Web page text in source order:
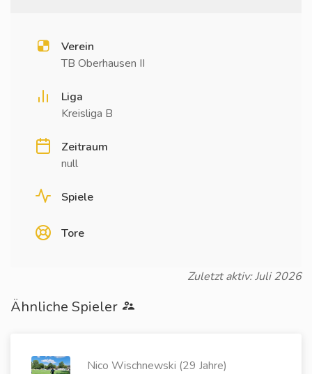
Verein
TB Oberhausen II
Liga
Kreisliga B
Zeitraum
null
Spiele
Tore
Zuletzt aktiv: Juli 2026
Ähnliche Spieler
Nico Wischnewski (29 Jahre)